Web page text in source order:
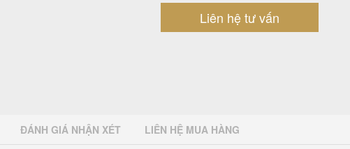
Liên hệ tư vấn
ĐÁNH GIÁ NHẬN XÉT LIÊN HỆ MUA HÀNG